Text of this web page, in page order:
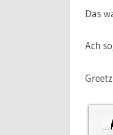
Das
Ach
Greetz